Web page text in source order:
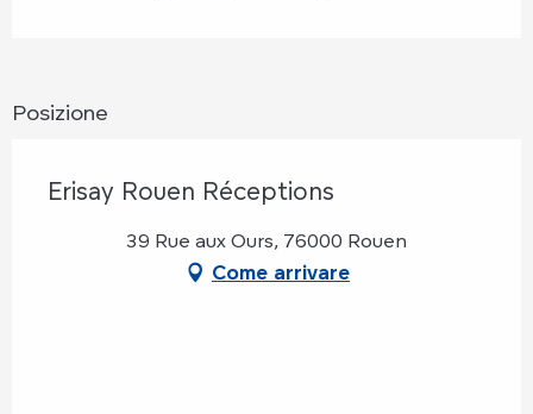
Posizione
Erisay Rouen Réceptions
39 Rue aux Ours, 76000 Rouen
Come arrivare